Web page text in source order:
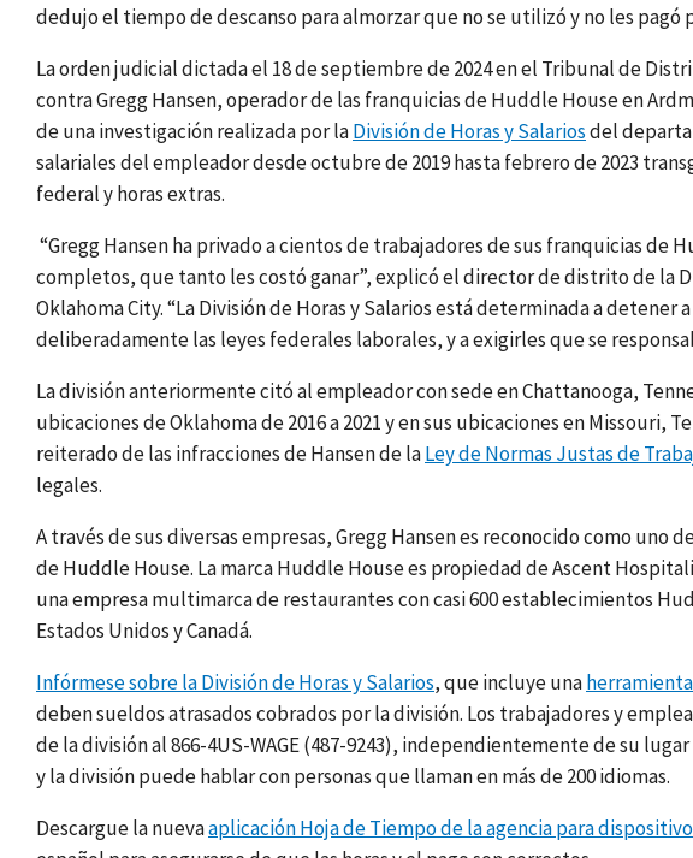
dedujo el tiempo de descanso para almorzar que no se utilizó y no les pagó
La orden judicial dictada el 18 de septiembre de 2024 en el Tribunal de
contra Gregg Hansen, operador de las franquicias de Huddle House en
de una investigación realizada por laDivisión de Horas y Salariosdel
salariales del empleador desde octubre de 2019 hasta febrero de 2023
federal y horas extras.
“Gregg Hansen ha privado a cientos de trabajadores de sus franquicias de
completos, que tanto les costó ganar”, explicó el director de distrito de la
Oklahoma City. “La División de Horas y Salarios está determinada a
deliberadamente las leyes federales laborales, y a exigirles que se
La división anteriormente citó al empleador con sede en Chattanooga,
ubicaciones de Oklahoma de 2016 a 2021 y en sus ubicaciones en Missouri,
reiterado de las infracciones de Hansen de laLey de Normas Justas de
legales.
A través de sus diversas empresas, Gregg Hansen es reconocido como uno
de Huddle House. La marca Huddle House es propiedad de Ascent
una empresa multimarca de restaurantes con casi 600 establecimientos
Estados Unidos y Canadá.
Infórmese sobre la División de Horas y Salarios, que incluye una
deben sueldos atrasados cobrados por la división. Los trabajadores y
de la división al 866-4US-WAGE (487-9243), independientemente de su
y la división puede hablar con personas que llaman en más de 200 idiomas.
Descargue la nuevaaplicación Hoja de Tiempo de la agencia para